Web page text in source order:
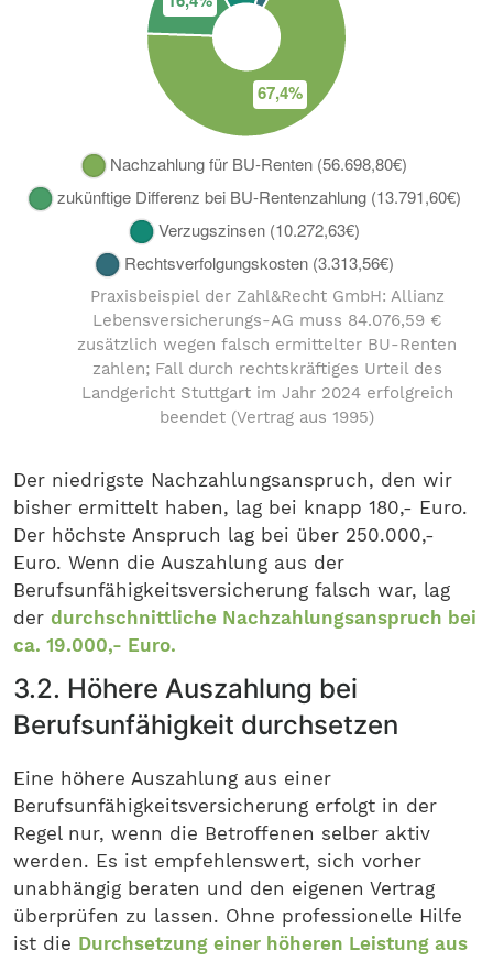
Praxisbeispiel der Zahl&Recht GmbH: Allianz
Lebensversicherungs-AG muss 84.076,59 €
zusätzlich wegen falsch ermittelter BU-Renten
zahlen; Fall durch rechtskräftiges Urteil des
Landgericht Stuttgart im Jahr 2024 erfolgreich
beendet (Vertrag aus 1995)
Der niedrigste Nachzahlungsanspruch, den wir
bisher ermittelt haben, lag bei knapp 180,- Euro.
Der höchste Anspruch lag bei über 250.000,-
Euro. Wenn die Auszahlung aus der
Berufsunfähigkeitsversicherung falsch war, lag
der durchschnittliche Nachzahlungsanspruch bei
ca. 19.000,- Euro.
3.2. Höhere Auszahlung bei
Berufsunfähigkeit durchsetzen
Eine höhere Auszahlung aus einer
Berufsunfähigkeitsversicherung erfolgt in der
Regel nur, wenn die Betroffenen selber aktiv
werden. Es ist empfehlenswert, sich vorher
unabhängig beraten und den eigenen Vertrag
überprüfen zu lassen. Ohne professionelle Hilfe
ist die Durchsetzung einer höheren Leistung aus